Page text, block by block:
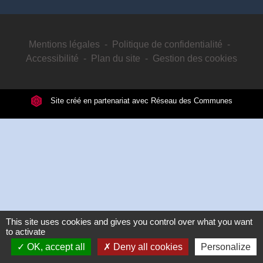
Mentions légales - Politique de confidentialité -
Accessibilité - Plan du site - Gestion des cookies
Site créé en partenariat avec Réseau des Communes
This site uses cookies and gives you control over what you want
to activate
OK, accept all
Deny all cookies Personalize